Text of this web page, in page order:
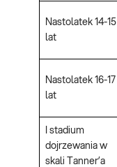
Nastolatek 14-15
lat
Nastolatek 16-17
lat
I stadium
dojrzewania w
skali Tanner’a